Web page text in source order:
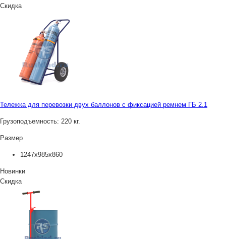
Скидка
Тележка для перевозки двух баллонов с фиксацией ремнем ГБ 2.1
Грузоподъемность: 220 кг.
Размер
1247x985x860
Новинки
Скидка